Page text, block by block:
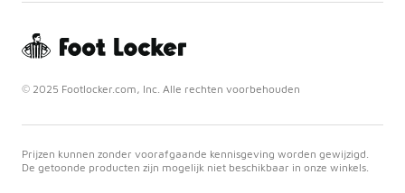
© 2025 Footlocker.com, Inc. Alle rechten voorbehouden
Prijzen kunnen zonder voorafgaande kennisgeving worden gewijzigd.
De getoonde producten zijn mogelijk niet beschikbaar in onze winkels.